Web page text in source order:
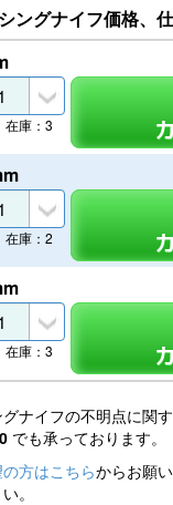
ングナイフ価格、
在庫：3
在庫：2
在庫：3
ナイフの不明点に関
でも承っております。
方はこちらからお願い
。